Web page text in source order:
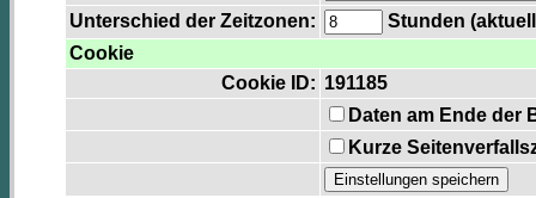
Unterschied der Zeitzonen:
Stunden
Cookie
Cookie ID: 191185
Daten am Ende der
Kurze